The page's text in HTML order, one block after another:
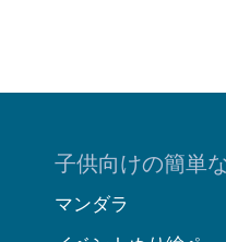
子供向けの簡単
マンダラ